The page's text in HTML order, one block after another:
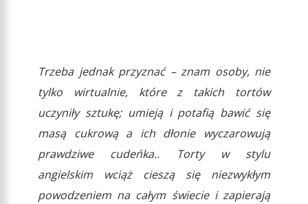
Trzeba jednak przyznać – znam osoby, nie
tylko wirtualnie, które z takich tortów
uczyniły sztukę; umieją i potafią bawić się
masą cukrową a ich dłonie wyczarowują
prawdziwe cudeńka.. Torty w stylu
angielskim wciąż cieszą się niezwykłym
powodzeniem na całym świecie i zapierają